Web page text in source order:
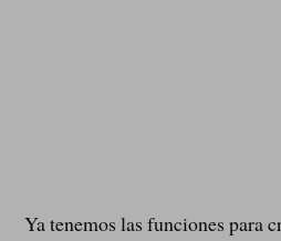
Ya tenemos las funciones para